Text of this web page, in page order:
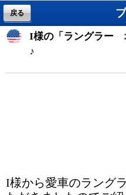
戻る
I様の「ラングラー
♪
I様から愛車のラング